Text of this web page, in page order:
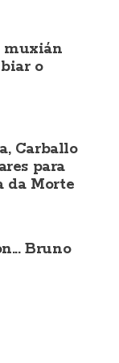
muxián
o
Carballo
para
da Morte
Bruno